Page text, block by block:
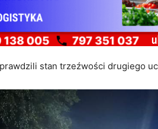
stan trzeźwości drugiego